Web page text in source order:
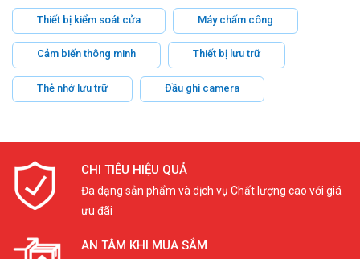
Thiết bị kiểm soát cửa Máy chấm công
Cảm biến thông minh Thiết bị lưu trữ
Thẻ nhớ lưu trữ Đầu ghi camera
CHI TIÊU HIỆU QUẢ
Đa dạng sản phẩm và dịch vụ Chất lượng cao với giá
ưu đãi
AN TÂM KHI MUA SẮM